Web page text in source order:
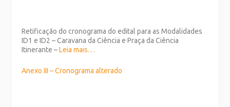
Retificação do cronograma do edital para as Modalidades
ID1 e ID2 – Caravana da Ciência e Praça da Ciência
Itinerante –Leia mais…
Anexo III – Cronograma alterado